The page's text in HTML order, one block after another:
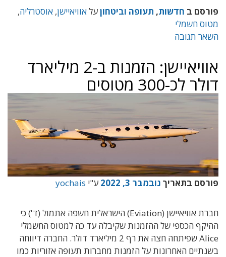
פורסם ב חדשות, תעופה וביטחוןעלאוויאיישן, אוסטרליה,
מטוס חשמלי
השאר תגובה
אוויאיישן: הזמנות ב-2 מיליארד
דולר לכ-300 מטוסים
פורסם בתאריך נובמבר 3, 2022 ע"י yochais
חברת אוויאיישן (Eviation) הישראלית חשפה אתמול (ד') כי
ההיקף הכספי של ההזמנות שקיבלה עד כה למטוס החשמלי
Alice שפיתחה חצה את רף 2 מיליארד דולר. החברה דיווחה
בשנתיים האחרונות על הזמנות מחברות תעופה אזוריות כמו